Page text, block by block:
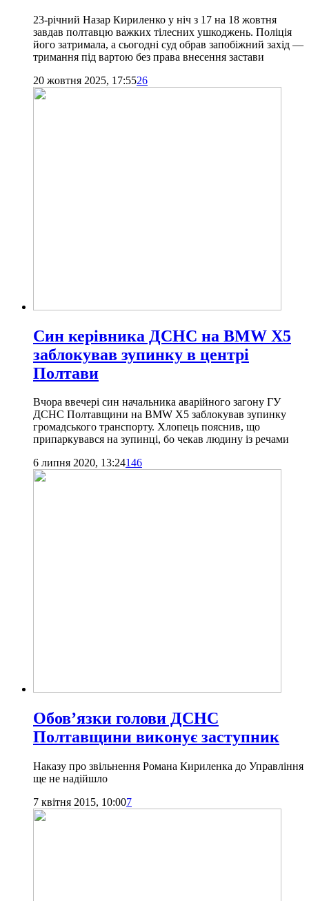
23-річний Назар Кириленко у ніч з 17 на 18 жовтня
завдав полтавцю важких тілесних ушкоджень. Поліція
його затримала, а сьогодні суд обрав запобіжний захід —
тримання під вартою без права внесення застави
20 жовтня 2025, 17:5526
Син керівника ДСНС на BMW X5
заблокував зупинку в центрі
Полтави
Вчора ввечері син начальника аварійного загону ГУ
ДСНС Полтавщини на BMW X5 заблокував зупинку
громадського транспорту. Хлопець пояснив, що
припаркувався на зупинці, бо чекав людину із речами
6 липня 2020, 13:24146
Обов’язки голови ДСНС
Полтавщини виконує заступник
Наказу про звільнення Романа Кириленка до Управління
ще не надійшло
7 квітня 2015, 10:007